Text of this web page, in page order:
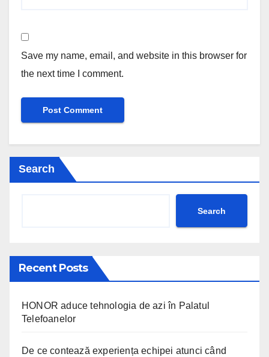
Save my name, email, and website in this browser for
the next time I comment.
Search
Search
Recent Posts
HONOR aduce tehnologia de azi în Palatul
Telefoanelor
De ce contează experiența echipei atunci când